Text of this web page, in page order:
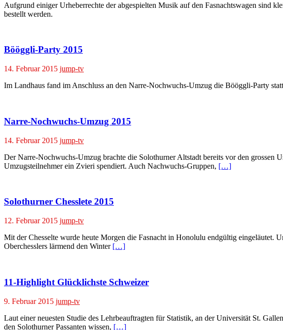
Aufgrund einiger Urheberrechte der abgespielten Musik auf den Fasnachtswagen sind
bestellt werden.
Bööggli-Party 2015
14. Februar 2015 jump-tv
Im Landhaus fand im Anschluss an den Narre-Nochwuchs-Umzug die Bööggli-Party
Narre-Nochwuchs-Umzug 2015
14. Februar 2015 jump-tv
Der Narre-Nochwuchs-Umzug brachte die Solothurner Altstadt bereits vor den
Umzugsteilnehmer ein Zvieri spendiert. Auch Nachwuchs-Gruppen, […]
Solothurner Chesslete 2015
12. Februar 2015 jump-tv
Mit der Chesselte wurde heute Morgen die Fasnacht in Honolulu endgültig eingeläutet.
Oberchesslers lärmend den Winter […]
11-Highlight Glücklichste Schweizer
9. Februar 2015 jump-tv
Laut einer neuesten Studie des Lehrbeauftragten für Statistik, an der Universität St.
den Solothurner Passanten wissen, […]